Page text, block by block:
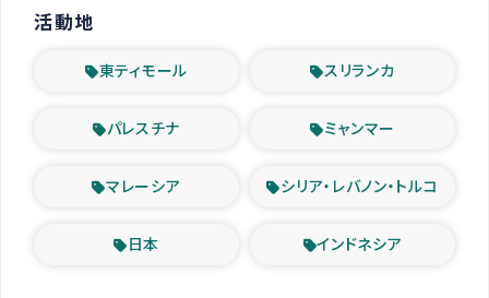
活動地
東ティモール スリランカ
パレスチナ ミャンマー
マレーシア シリア・レバノン・トルコ
日本 インドネシア